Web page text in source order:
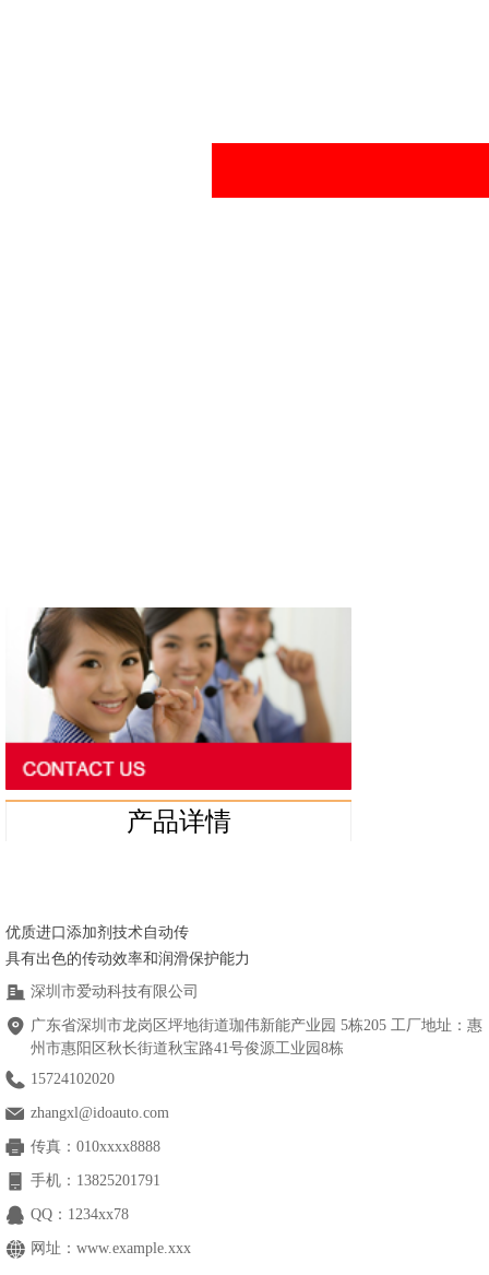
优质进口添加剂技术自动传
具有出色的传动效率和润滑保护能力
产品详情
深圳市爱动科技有限公司
广东省深圳市龙岗区坪地街道珈伟新能产业园 5栋205 工厂地址：惠
州市惠阳区秋长街道秋宝路41号俊源工业园8栋
15724102020
zhangxl@idoauto.com
传真： 010xxxx8888
手机： 13825201791
QQ： 1234xx78
网址： www.example.xxx